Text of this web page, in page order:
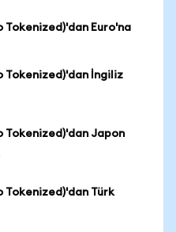
Tokenized)'dan Euro'na
Tokenized)'dan İngiliz
Tokenized)'dan Japon
Tokenized)'dan Türk